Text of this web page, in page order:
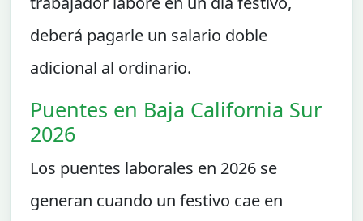
deberá pagarle un salario doble
adicional al ordinario.
Puentes en Baja California Sur
2026
Los puentes laborales en 2026 se
generan cuando un festivo cae en